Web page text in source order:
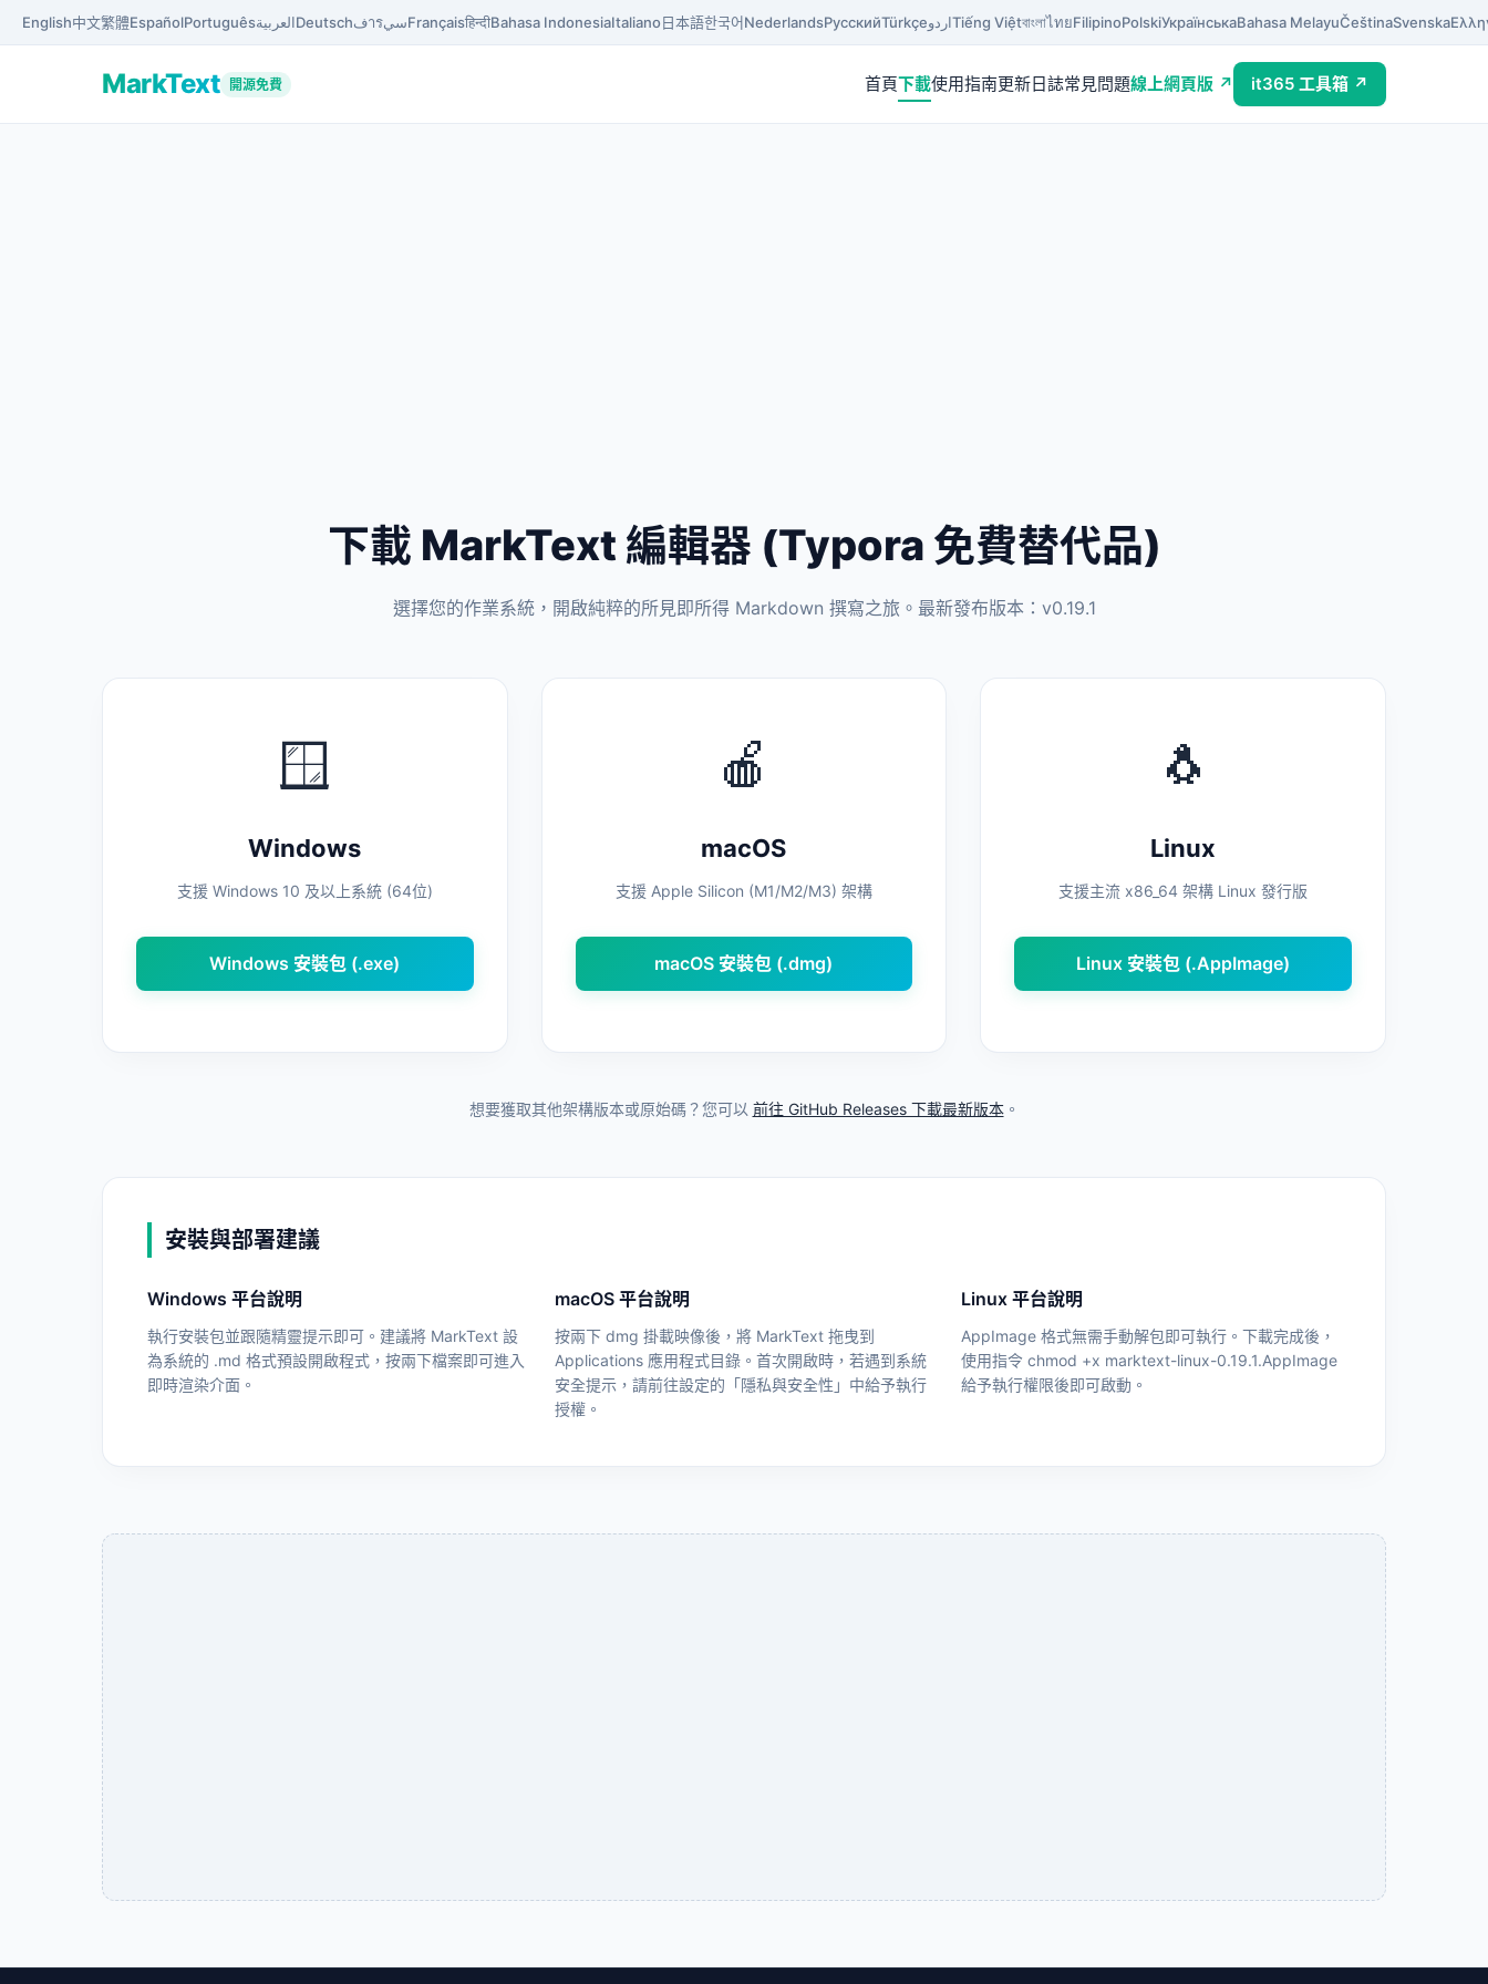
English中文繁體EspañolPortuguêsالعربيةDeutsch فารسيFrançaisहिन्दीBahasa IndonesiaItaliano日本語한국어NederlandsРусскийTürkçeاردوTiếng ViệtবাংলাไทยFilipinoPolskiУкраїнськаBahasa MelayuČeštinaSvenska
MarkText 開源免費 首頁下載使用指南更新日誌常見問題線上網頁版 ↗ it365 工具箱 ↗
下載 MarkText 編輯器 (Typora 免費替代品)
選擇您的作業系統，開啟純粹的所見即所得 Markdown 撰寫之旅。最新發布版本：v0.19.1
🪟
Windows
支援 Windows 10 及以上系統 (64位)
Windows 安裝包 (.exe)
🍎
macOS
支援 Apple Silicon (M1/M2/M3) 架構
macOS 安裝包 (.dmg)
🐧
Linux
支援主流 x86_64 架構 Linux 發行版
Linux 安裝包 (.AppImage)
想要獲取其他架構版本或原始碼？您可以 前往 GitHub Releases 下載最新版本。
安裝與部署建議
Windows 平台說明
執行安裝包並跟隨精靈提示即可。建議將 MarkText 設
為系統的 .md 格式預設開啟程式，按兩下檔案即可進入
即時渲染介面。
macOS 平台說明
按兩下 dmg 掛載映像後，將 MarkText 拖曳到
Applications 應用程式目錄。首次開啟時，若遇到系統
安全提示，請前往設定的「隱私與安全性」中給予執行
授權。
Linux 平台說明
AppImage 格式無需手動解包即可執行。下載完成後，
使用指令 chmod +x marktext-linux-0.19.1.AppImage
給予執行權限後即可啟動。